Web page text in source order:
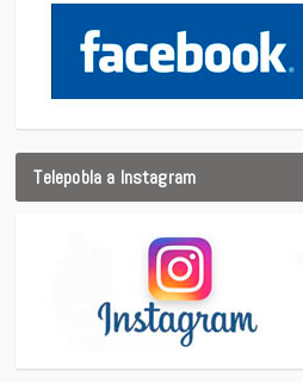
Telepobla a Instagram